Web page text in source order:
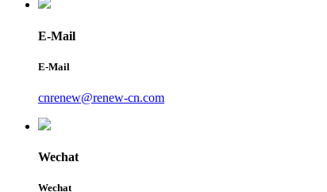
E-Mail
E-Mail
cnrenew@renew-cn.com
Wechat
Wechat